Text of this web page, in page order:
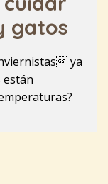
gatos
ya
están